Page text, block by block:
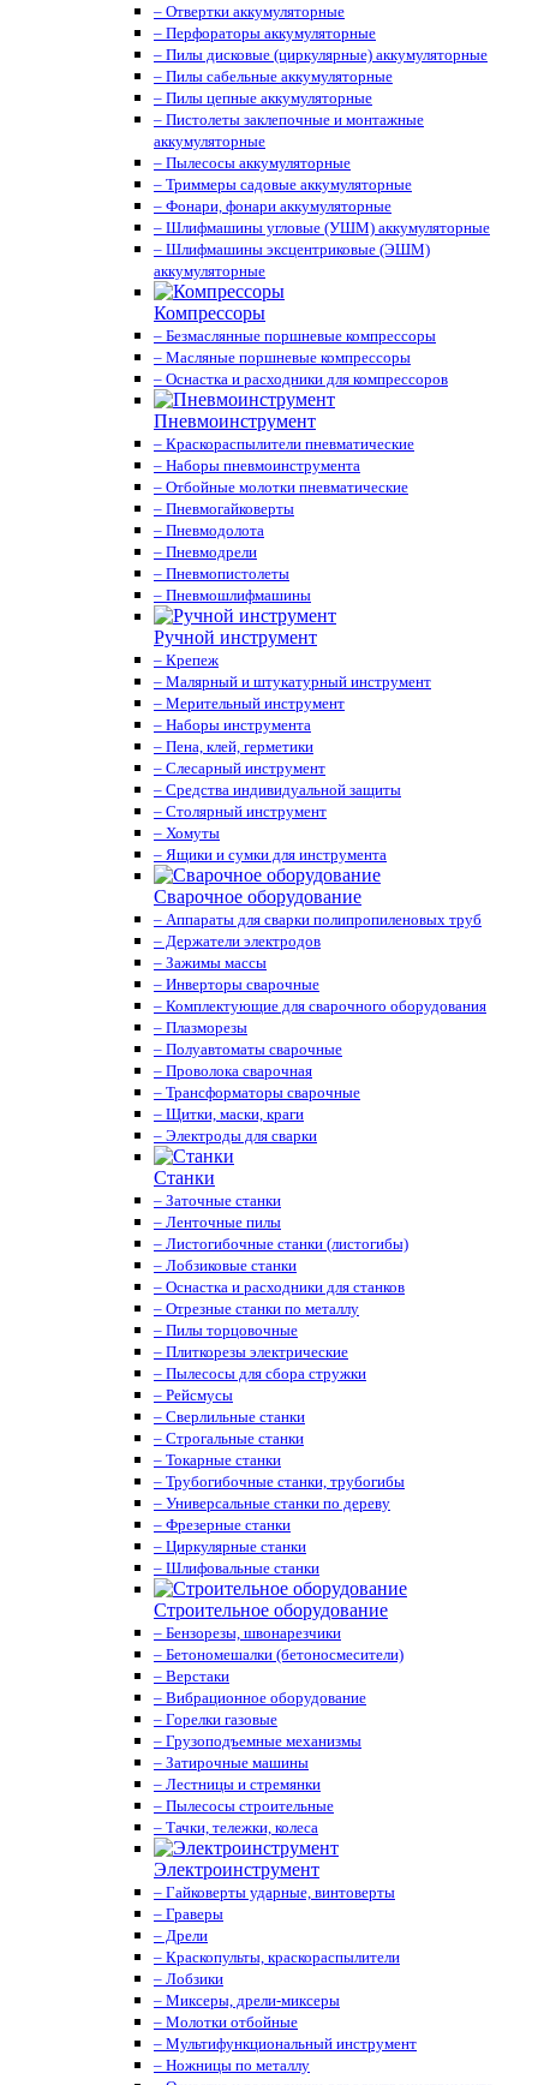
– Отвертки аккумуляторные
– Перфораторы аккумуляторные
– Пилы дисковые (циркулярные) аккумуляторные
– Пилы сабельные аккумуляторные
– Пилы цепные аккумуляторные
– Пистолеты заклепочные и монтажные
аккумуляторные
– Пылесосы аккумуляторные
– Триммеры садовые аккумуляторные
– Фонари, фонари аккумуляторные
– Шлифмашины угловые (УШМ) аккумуляторные
– Шлифмашины эксцентриковые (ЭШМ)
аккумуляторные
Компрессоры
– Безмаслянные поршневые компрессоры
– Масляные поршневые компрессоры
– Оснастка и расходники для компрессоров
Пневмоинструмент
– Краскораспылители пневматические
– Наборы пневмоинструмента
– Отбойные молотки пневматические
– Пневмогайковерты
– Пневмодолота
– Пневмодрели
– Пневмопистолеты
– Пневмошлифмашины
Ручной инструмент
– Крепеж
– Малярный и штукатурный инструмент
– Мерительный инструмент
– Наборы инструмента
– Пена, клей, герметики
– Слесарный инструмент
– Средства индивидуальной защиты
– Столярный инструмент
– Хомуты
– Ящики и сумки для инструмента
Сварочное оборудование
– Аппараты для сварки полипропиленовых труб
– Держатели электродов
– Зажимы массы
– Инверторы сварочные
– Комплектующие для сварочного оборудования
– Плазморезы
– Полуавтоматы сварочные
– Проволока сварочная
– Трансформаторы сварочные
– Щитки, маски, краги
– Электроды для сварки
Станки
– Заточные станки
– Ленточные пилы
– Листогибочные станки (листогибы)
– Лобзиковые станки
– Оснастка и расходники для станков
– Отрезные станки по металлу
– Пилы торцовочные
– Плиткорезы электрические
– Пылесосы для сбора стружки
– Рейсмусы
– Сверлильные станки
– Строгальные станки
– Токарные станки
– Трубогибочные станки, трубогибы
– Универсальные станки по дереву
– Фрезерные станки
– Циркулярные станки
– Шлифовальные станки
Строительное оборудование
– Бензорезы, швонарезчики
– Бетономешалки (бетоносмесители)
– Верстаки
– Вибрационное оборудование
– Горелки газовые
– Грузоподъемные механизмы
– Затирочные машины
– Лестницы и стремянки
– Пылесосы строительные
– Тачки, тележки, колеса
Электроинструмент
– Гайковерты ударные, винтоверты
– Граверы
– Дрели
– Краскопульты, краскораспылители
– Лобзики
– Миксеры, дрели-миксеры
– Молотки отбойные
– Мультифункциональный инструмент
– Ножницы по металлу